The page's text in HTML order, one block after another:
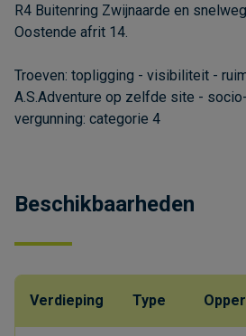
R4 Buitenring Zwijnaarde en
Oostende afrit 14.
Troeven: topligging - visibiliteit -
A.S.Adventure op zelfde site -
vergunning: categorie 4
Beschikbaarheden
Verdieping Type